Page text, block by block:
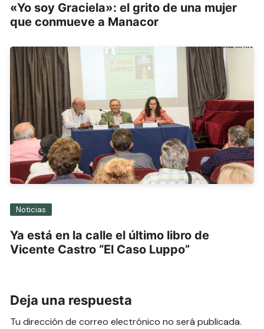
«Yo soy Graciela»: el grito de una mujer
que conmueve a Manacor
Noticias
Ya está en la calle el último libro de
Vicente Castro “El Caso Luppo”
Deja una respuesta
Tu dirección de correo electrónico no será publicada.